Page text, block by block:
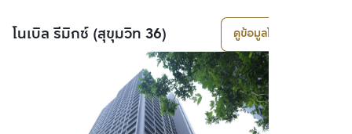
โนเบิล รีมิกซ์ (สุขุมวิท 36) ดูข้อมูลโครงการ